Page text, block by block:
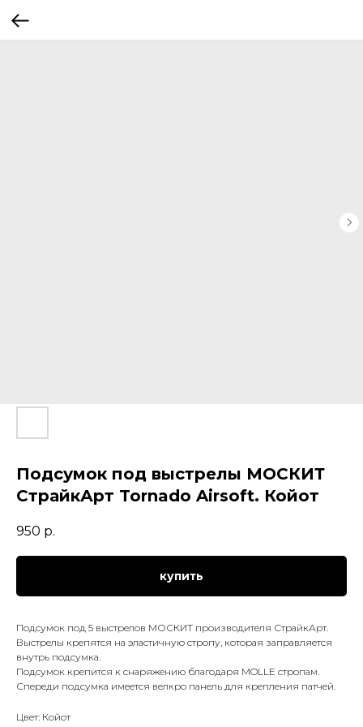
Подсумок под выстрелы МОСКИТ
СтрайкАрт Tornado Airsoft. Койот
950 р.
купить
Подсумок под 5 выстрелов МОСКИТ производителя СтрайкАрт.
Выстрелы крепятся на эластичную стропу, которая заправляется
внутрь подсумка.
Подсумок крепится к снаряжению благодаря MOLLE стропам.
Спереди подсумка имеется велкро панель для крепления патчей.
Цвет: Койот